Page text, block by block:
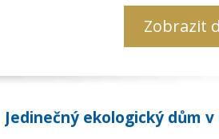
Zobrazit
Jedinečný ekologický dům v